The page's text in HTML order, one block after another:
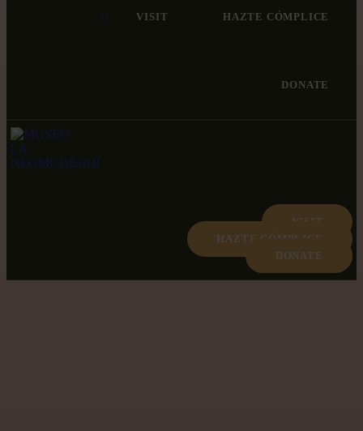
VISIT HAZTE CÓMPLICE
DONATE
VISIT
HAZTE CÓMPLICE
DONATE